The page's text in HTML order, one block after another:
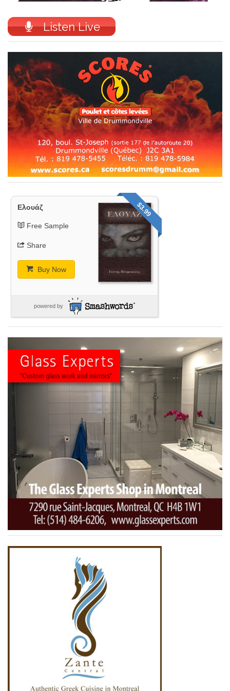
Listen Live
$3.99
Ελουάζ
Free Sample
Share
Buy Now
powered by